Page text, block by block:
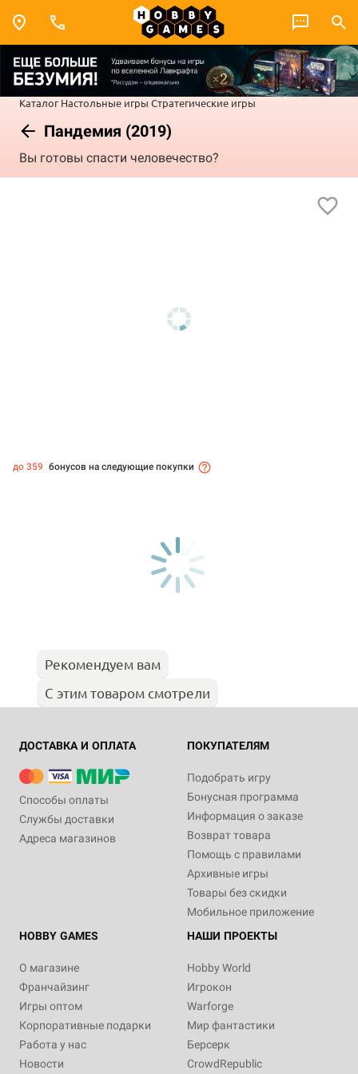
Каталог Настольные игры Стратегические игры
Пандемия (2019)
Вы готовы спасти человечество?
до 359 бонусов на следующие покупки
Рекомендуем вам
С этим товаром смотрели
ДОСТАВКА И ОПЛАТА
Способы оплаты
Службы доставки
Адреса магазинов
ПОКУПАТЕЛЯМ
Подобрать игру
Бонусная программа
Информация о заказе
Возврат товара
Помощь с правилами
Архивные игры
Товары без скидки
Мобильное приложение
HOBBY GAMES
О магазине
Франчайзинг
Игры оптом
Корпоративные подарки
Работа у нас
Новости
НАШИ ПРОЕКТЫ
Hobby World
Игрокон
Warforge
Мир фантастики
Берсерк
CrowdRepublic